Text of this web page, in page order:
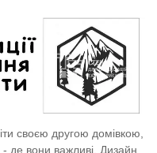
своєю другою домівкою,
- де вони важливі. Дизайн